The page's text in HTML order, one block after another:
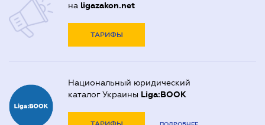
на ligazakon.net
ТАРИФЫ
Национальный юридический
каталог Украины Liga:BOOK